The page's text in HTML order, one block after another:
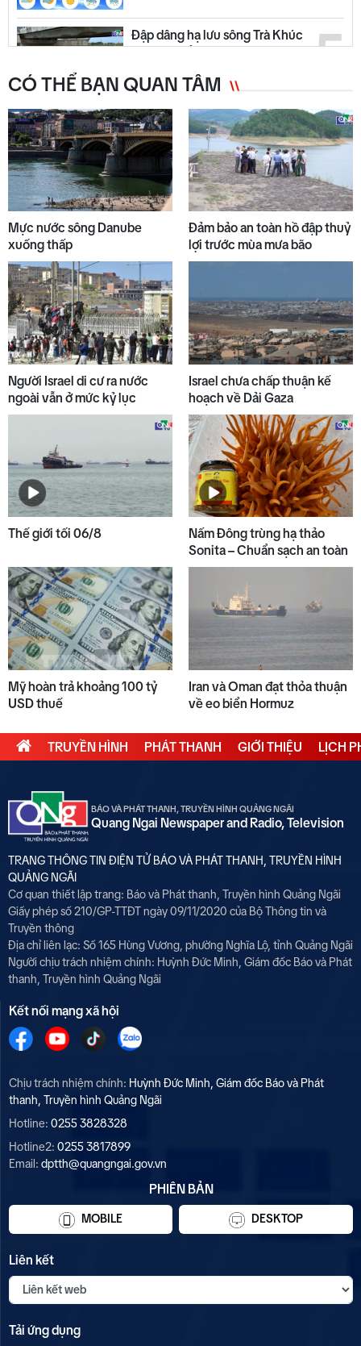
5
Đập dâng hạ lưu sông Trà Khúc
vận hành ổn định
6
Chuyển động duyên hải tối 05/8
7
Bộ Y tế chấn chỉnh thu thêm
tiền khám BHYT
8
Đại biểu Quốc hội góp ý dự án
Luật sửa đổi, bổ sung Luật Đầu tư
9
Cảnh giác với nguy cơ ngập lụt
và sạt lở trên nhiều tuyến đường
10
Hơn 100 người thiệt mạng do lũ
lụt tại Ấn Độ
CÓ THỂ BẠN QUAN TÂM
Mực nước sông Danube
xuống thấp
Đảm bảo an toàn hồ đập thuỷ
lợi trước mùa mưa bão
Người Israel di cư ra nước
ngoài vẫn ở mức kỷ lục
Israel chưa chấp thuận kế
hoạch về Dải Gaza
Thế giới tối 06/8
Nấm Đông trùng hạ thảo
Sonita – Chuẩn sạch an toàn
Mỹ hoàn trả khoảng 100 tỷ
USD thuế
Iran và Oman đạt thỏa thuận
về eo biển Hormuz
TRUYỀN HÌNH PHÁT THANH GIỚI THIỆU LỊCH
BÁO VÀ PHÁT THANH, TRUYỀN HÌNH QUẢNG NGÃI
Quang Ngai Newspaper and Radio, Television
TRANG THÔNG TIN ĐIỆN TỬ BÁO VÀ PHÁT THANH, TRUYỀN HÌNH
QUẢNG NGÃI
Cơ quan thiết lập trang: Báo và Phát thanh, Truyền hình Quảng Ngãi
Giấy phép số 210/GP-TTĐT ngày 09/11/2020 của Bộ Thông tin và
Truyền thông
Địa chỉ liên lạc: Số 165 Hùng Vương, phường Nghĩa Lộ, tỉnh Quảng Ngãi
Người chịu trách nhiệm chính: Huỳnh Đức Minh, Giám đốc Báo và Phát
thanh, Truyền hình Quảng Ngãi
Kết nối mạng xã hội
Chịu trách nhiệm chính: Huỳnh Đức Minh, Giám đốc Báo và Phát
thanh, Truyền hình Quảng Ngãi
Hotline: 0255 3828328
Hotline2: 0255 3817899
Email: dptth@quangngai.gov.vn
PHIÊN BẢN
MOBILE DESKTOP
Liên kết
Tải ứng dụng